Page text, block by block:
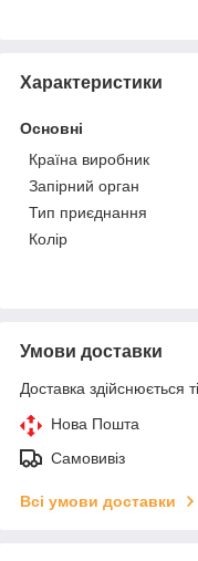
Характеристики
Основні
Країна виробник
Запірний орган
Тип приєднання
Колір
Умови доставки
Доставка здійснюється
Нова Пошта
Самовивіз
Всі умови доставки